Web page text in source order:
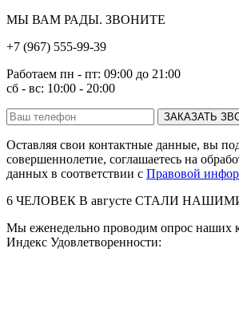
МЫ ВАМ РАДЫ. ЗВОНИТЕ
+7 (967) 555-99-39
Работаем пн - пт: 09:00 до 21:00
сб - вс: 10:00 - 20:00
ЗАКАЗАТЬ
Оставляя свои контактные данные, вы
совершеннолетие, соглашаетесь на
данных в соответствии с Правовой
6 ЧЕЛОВЕК В августе СТАЛИ
Мы еженедельно проводим опрос наших
Индекс Удовлетворенности: